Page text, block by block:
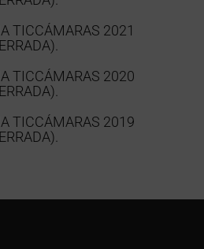
TICCÁMARAS 2021
TICCÁMARAS 2020
TICCÁMARAS 2019